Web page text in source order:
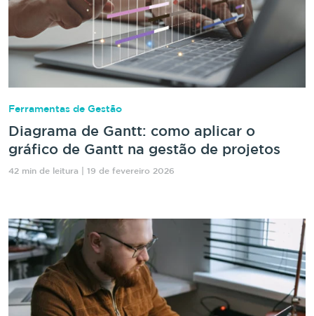
Ferramentas de Gestão
Diagrama de Gantt: como aplicar o
gráfico de Gantt na gestão de projetos
42 min de leitura | 19 de fevereiro 2026